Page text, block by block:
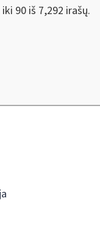
90 iš 7,292 irašų.